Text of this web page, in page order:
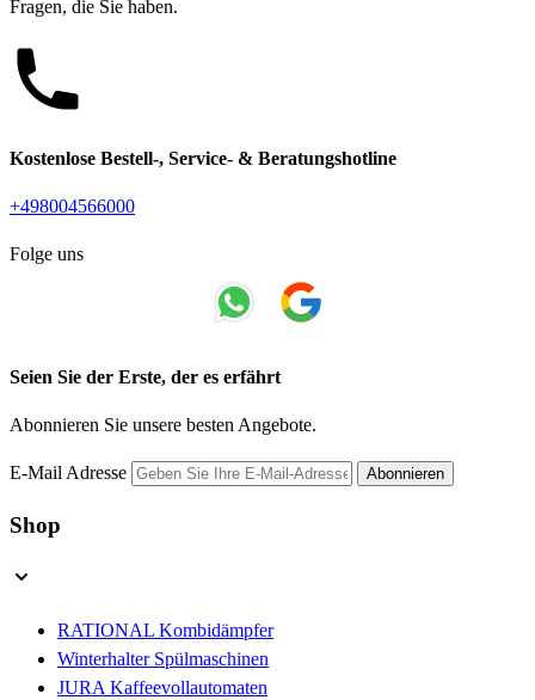
Fragen, die Sie haben.
Kostenlose Bestell-, Service- & Beratungshotline
+498004566000
Folge uns
Seien Sie der Erste, der es erfährt
Abonnieren Sie unsere besten Angebote.
E-Mail Adresse Abonnieren
Shop
RATIONAL Kombidämpfer
Winterhalter Spülmaschinen
JURA Kaffeevollautomaten